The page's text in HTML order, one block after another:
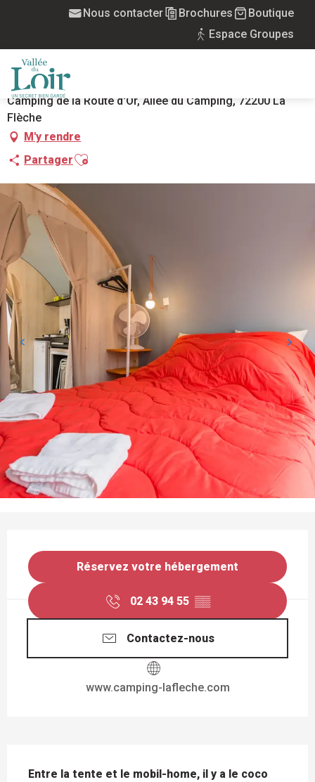
principal
Nous contacter Brochures
Boutique
Espace Groupes
Coco Sweet
COCO SWEET
HÉBERGEMENT INSOLITE
Camping de la Route d'Or, Allée du Camping, 72200 La
Flèche
M'y rendre
PartagerAjouter aux favoris
Réservez votre hébergement
02 43 94 55 ▒▒
Contactez-nous
www.camping-lafleche.com
Entre la tente et le mobil-home, il y a le coco